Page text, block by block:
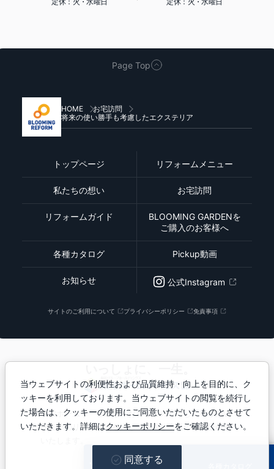
お問い合わせ
HOME
お宅訪問
将来の使い勝手も考慮したエクステリア
Page Top
トップページ リフォームメニュー
私たちの想い お宅訪問
リフォームガイド
BLOOMING GARDENを
ご購入のお客様へ
各種カタログ Pickup動画
お知らせ 公式Instagram
サイトのご利用について プライバシーポリシー 免責事項
東栄ホームサービスは、お客さまの暮らしに寄り添い
住まいのリフォームを通じて快適な生活のお手伝いを
© Toei Home Service Inc.
当ウェブサイトの利便性および品質維持・向上を目的に、ク
ッキーを利用しております。当ウェブサイトの閲覧を続行し
た場合は、クッキーの使用にご同意いただいたものとさせて
いただきます。詳細はクッキーポリシーをご確認ください。
同意する